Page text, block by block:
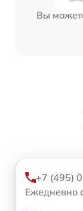
Вы
+7 (495)
Ежедневно